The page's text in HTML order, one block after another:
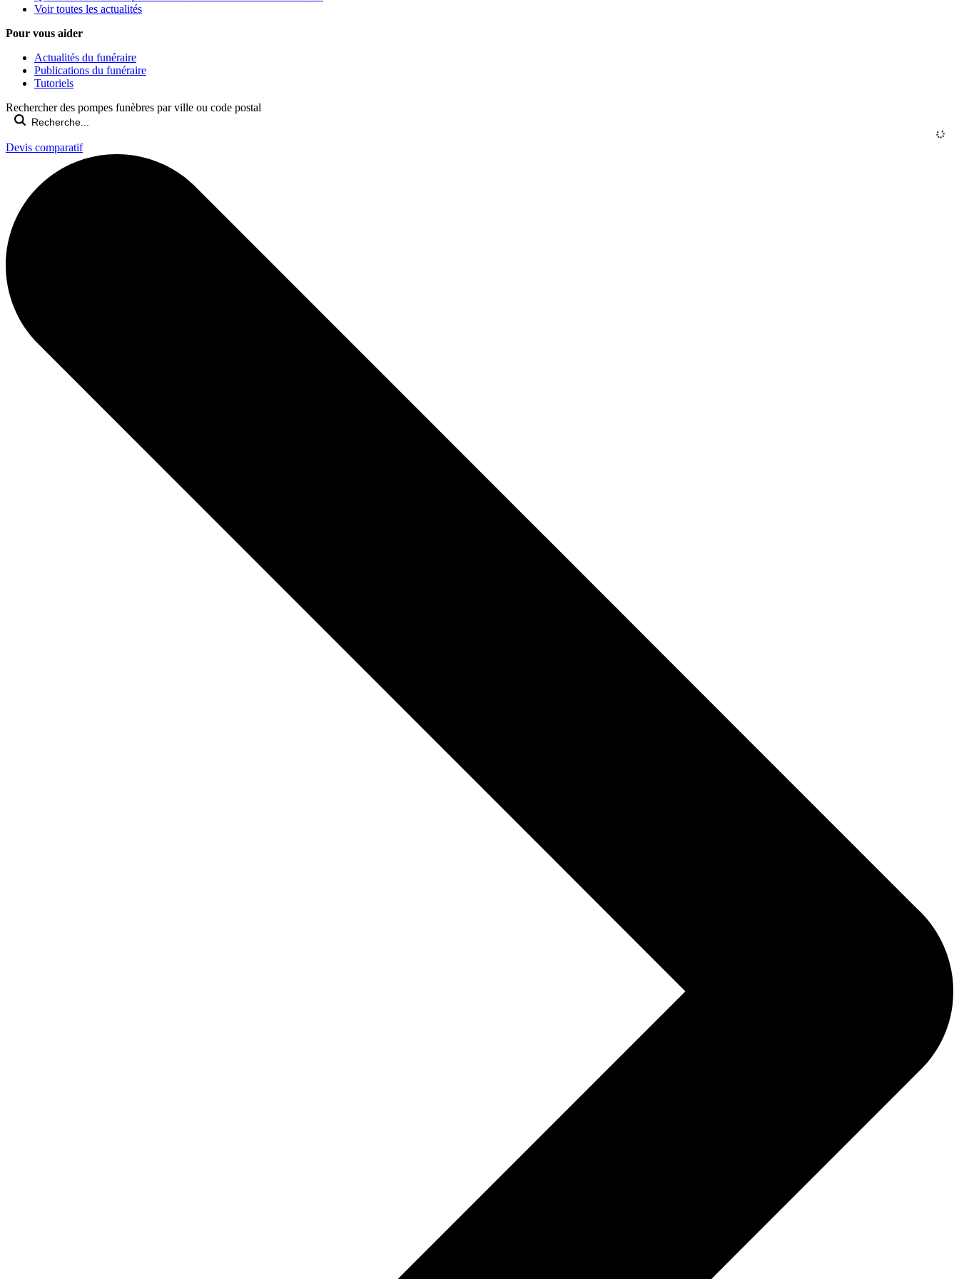
Voir toutes les actualités
Pour vous aider
Actualités du funéraire
Publications du funéraire
Tutoriels
Rechercher des pompes funèbres par ville ou code postal
Devis comparatif